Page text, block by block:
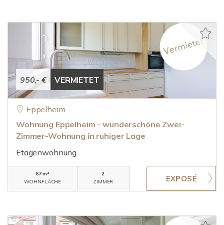
950,- € VERMIETET
Eppelheim
Wohnung Eppelheim - wunderschöne Zwei-
Zimmer-Wohnung in ruhiger Lage
Etagenwohnung
67 m²
WOHNFLÄCHE
2
ZIMMER